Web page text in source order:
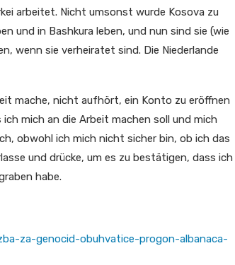
arbeitet. Nicht umsonst wurde Kosova zu
und in Bashkura leben, und nun sind sie (wie
wenn sie verheiratet sind. Die Niederlande
mache, nicht aufhört, ein Konto zu eröffnen
mich an die Arbeit machen soll und mich
obwohl ich mich nicht sicher bin, ob ich das
und drücke, um es zu bestätigen, dass ich
habe.
za-genocid-obuhvatice-progon-albanaca-